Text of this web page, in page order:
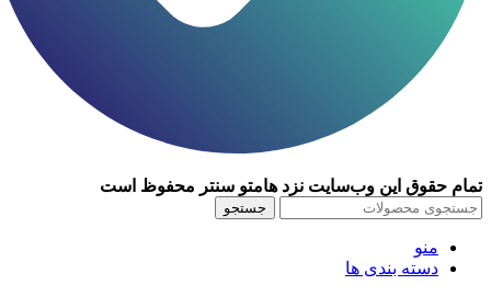
تمام حقوق اين وب‌سايت نزد هامتو سنتر محفوظ است
جستجو
منو
دسته بندی ها